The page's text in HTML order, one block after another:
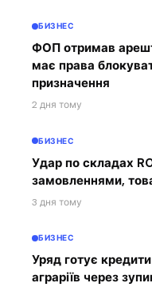
БИЗНЕС
ФОП отримав
має права
призначення
2 дня тому
БИЗНЕС
Удар по складах
замовленнями,
3 дня тому
БИЗНЕС
Уряд готує
аграріїв через